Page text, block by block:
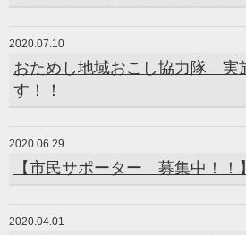
2020.07.10
おためし地域おこし協力隊 実
す！！
2020.06.29
【市民サポーター 募集中！！】
2020.04.01